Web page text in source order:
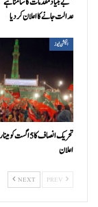
عدالت جانے کا اعلان کردیا
الیکشن نیوز
تحریک انصاف کا 5
اعلان
NEXT